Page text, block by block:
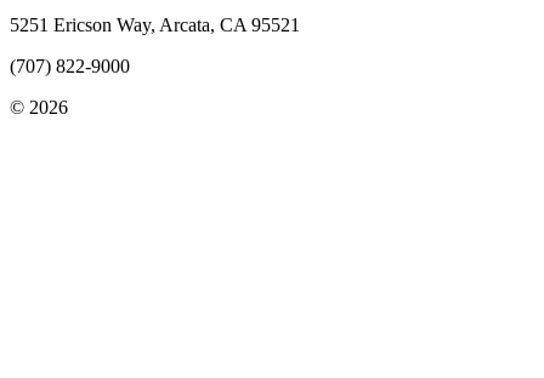
5251 Ericson Way, Arcata, CA 95521
(707) 822-9000
© 2026